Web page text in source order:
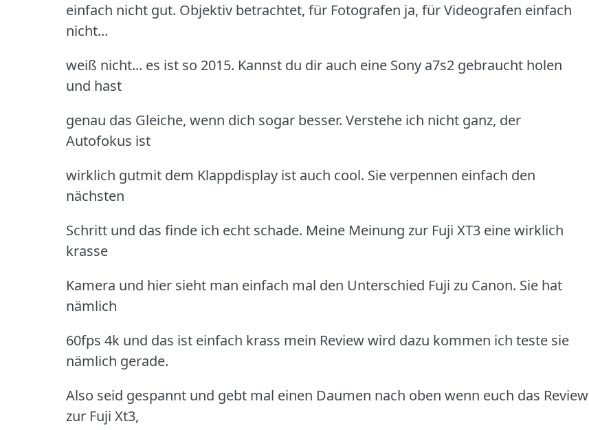
einfach nicht gut. Objektiv betrachtet, für Fotografen ja, für Videografen einfach
nicht...
weiß nicht... es ist so 2015. Kannst du dir auch eine Sony a7s2 gebraucht holen
und hast
genau das Gleiche, wenn dich sogar besser. Verstehe ich nicht ganz, der
Autofokus ist
wirklich gutmit dem Klappdisplay ist auch cool. Sie verpennen einfach den
nächsten
Schritt und das finde ich echt schade. Meine Meinung zur Fuji XT3 eine wirklich
krasse
Kamera und hier sieht man einfach mal den Unterschied Fuji zu Canon. Sie hat
nämlich
60fps 4k und das ist einfach krass mein Review wird dazu kommen ich teste sie
nämlich gerade.
Also seid gespannt und gebt mal einen Daumen nach oben wenn euch das Review
zur Fuji Xt3,